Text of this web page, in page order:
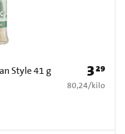
Style 41 g Prijs: €
329
€ 80,24 per kilo
80,24/kilo